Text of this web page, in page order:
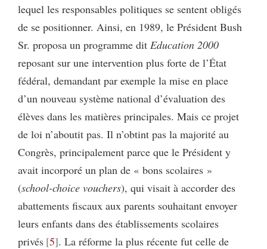
lequel les responsables politiques se sentent obligés
de se positionner. Ainsi, en 1989, le Président Bush
Sr. proposa un programme dit Education 2000
reposant sur une intervention plus forte de l’État
fédéral, demandant par exemple la mise en place
d’un nouveau système national d’évaluation des
élèves dans les matières principales. Mais ce projet
de loi n’aboutit pas. Il n’obtint pas la majorité au
Congrès, principalement parce que le Président y
avait incorporé un plan de « bons scolaires »
(school-choice vouchers), qui visait à accorder des
abattements fiscaux aux parents souhaitant envoyer
leurs enfants dans des établissements scolaires
privés 5 . La réforme la plus récente fut celle de